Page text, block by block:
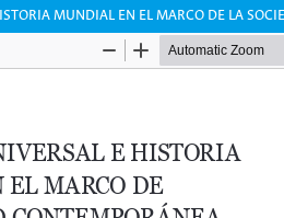
MUNDIAL EN EL MARCO DE LA